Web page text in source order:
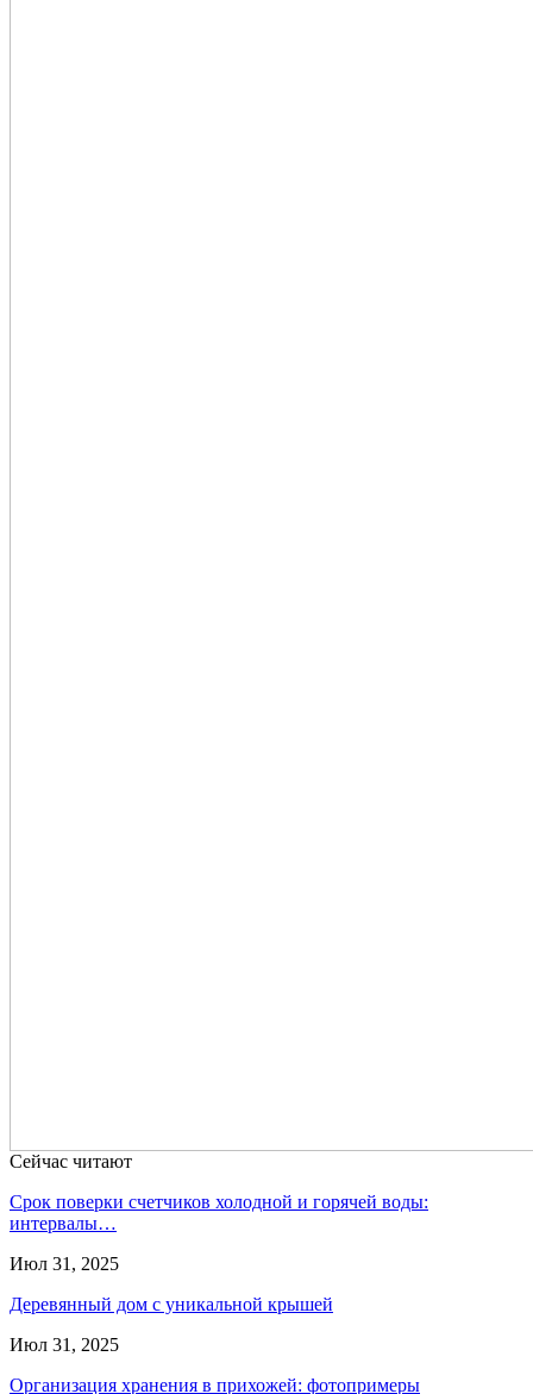
Сейчас читают
Срок поверки счетчиков холодной и горячей воды:
интервалы…
Июл 31, 2025
Деревянный дом с уникальной крышей
Июл 31, 2025
Организация хранения в прихожей: фотопримеры